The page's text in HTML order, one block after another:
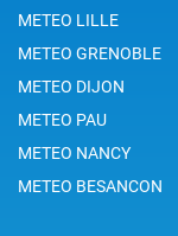
METEO LILLE
METEO GRENOBLE
METEO DIJON
METEO PAU
METEO NANCY
METEO BESANCON